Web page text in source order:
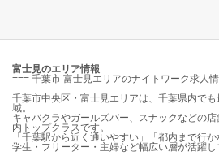
富士見のエリア情報
=== 千葉市 富士見エリアのナイトワーク求人
千葉市中央区・富士見エリアは、千葉県内で
域。
キャバクラやガールズバー、スナックなどの
内トップクラスです。
「千葉駅から近く通いやすい」「都内まで行
学生・フリーター・主婦など幅広い層が活躍し